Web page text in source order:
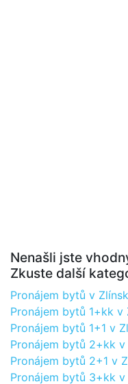
Nenašli jste
Zkuste další
Pronájem bytů v
Pronájem bytů 1+kk v
Pronájem bytů 1+1 v
Pronájem bytů 2+kk
Pronájem bytů 2+1 v
Pronájem bytů 3+kk